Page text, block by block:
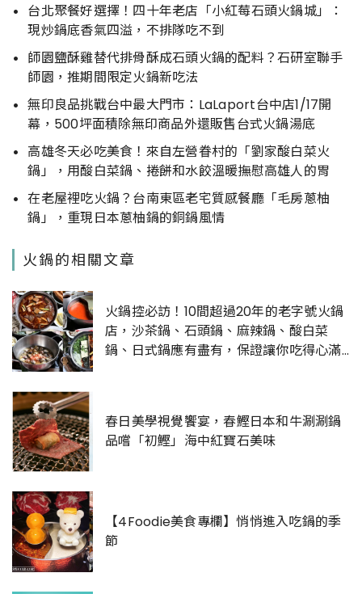
台北聚餐好選擇！四十年老店「小紅莓石頭火鍋城」：
現炒鍋底香氣四溢，不排隊吃不到
師園鹽酥雞替代排骨酥成石頭火鍋的配料？石研室聯手
師園，推期間限定火鍋新吃法
無印良品挑戰台中最大門市：LaLaport台中店1/17開
幕，500坪面積除無印商品外還販售台式火鍋湯底
高雄冬天必吃美食！來自左營眷村的「劉家酸白菜火
鍋」，用酸白菜鍋、捲餅和水餃溫暖撫慰高雄人的胃
在老屋裡吃火鍋？台南東區老宅質感餐廳「毛房蔥柚
鍋」，重現日本蔥柚鍋的銅鍋風情
火鍋的相關文章
火鍋控必訪！10間超過20年的老字號火鍋
店，沙茶鍋、石頭鍋、麻辣鍋、酸白菜
鍋、日式鍋應有盡有，保證讓你吃得心滿
春日美學視覺饗宴，春鰹日本和牛涮涮鍋
品嚐「初鰹」海中紅寶石美味
【4Foodie美食專欄】悄悄進入吃鍋的季
節